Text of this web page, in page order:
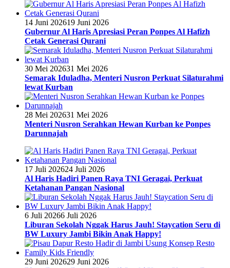
14 Juni 202619 Juni 2026
Gubernur Al Haris Apresiasi Peran Ponpes Al Hafizh
Cetak Generasi Qurani
30 Mei 202631 Mei 2026
Semarak Iduladha, Menteri Nusron Perkuat Silaturahmi
lewat Kurban
28 Mei 202631 Mei 2026
Menteri Nusron Serahkan Hewan Kurban ke Ponpes
Darunnajah
17 Juli 202624 Juli 2026
Al Haris Hadiri Panen Raya TNI Geragai, Perkuat
Ketahanan Pangan Nasional
6 Juli 20266 Juli 2026
Liburan Sekolah Nggak Harus Jauh! Staycation Seru di
BW Luxury Jambi Bikin Anak Happy!
29 Juni 202629 Juni 2026